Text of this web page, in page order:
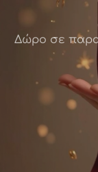
Δώρο σε
χρώμα –
Σε